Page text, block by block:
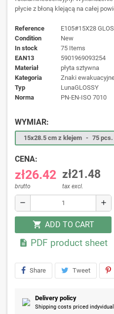
płycie z błoną klejącą na całej
Reference
E105#15X28
Condition
New
In stock
75 Items
EAN13
5901969093254
materiał
płyta sztywna
kategoria
Znaki
typ
LunaGLOSSY
norma
PN-EN-ISO 7010
WYMIAR:
15x28.5 cm z klejem - 75 pcs.
CENA:
zł26.42
brutto
zł21.48
tax excl.
remove add
shopping_cart ADD TO CART
 PDF product sheet
Share Tweet
Delivery policy
Shipping costs priced